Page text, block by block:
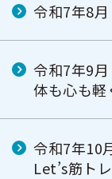
令和7年8
令和7年9
体も心も
令和7年10
Let’s筋ト